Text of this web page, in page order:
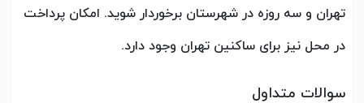
تهران و سه روزه در شهرستان برخوردار شوید. امکان پرداخت
در محل نیز برای ساکنین تهران وجود دارد.
سوالات متداول